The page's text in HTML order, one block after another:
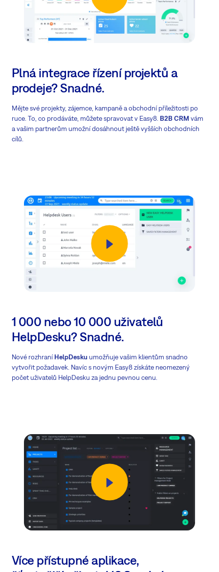
Plná integrace řízení projektů a
prodeje? Snadné.
Mějte své projekty, zájemce, kampaně a obchodní příležitosti po
ruce. To, co prodáváte, můžete spravovat v Easy8. B2B CRM vám
a vašim partnerům umožní dosáhnout ještě vyšších obchodních
cílů.
1 000 nebo 10 000 uživatelů
HelpDesku? Snadné.
Nové rozhraníHelpDesku umožňuje vašim klientům snadno
vytvořit požadavek. Navíc s novým Easy8 získáte neomezený
počet uživatelů HelpDesku za jednu pevnou cenu.
Více přístupné aplikace,